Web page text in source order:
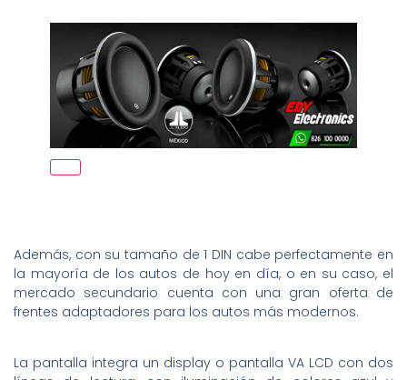
Además, con su tamaño de 1 DIN cabe perfectamente en
la mayoría de los autos de hoy en día, o en su caso, el
mercado secundario cuenta con una gran oferta de
frentes adaptadores para los autos más modernos.
La pantalla integra un display o pantalla VA LCD con dos